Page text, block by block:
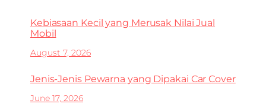
Kebiasaan Kecil yang Merusak Nilai Jual
Mobil
August 7, 2026
Jenis-Jenis Pewarna yang Dipakai Car Cover
June 17, 2026